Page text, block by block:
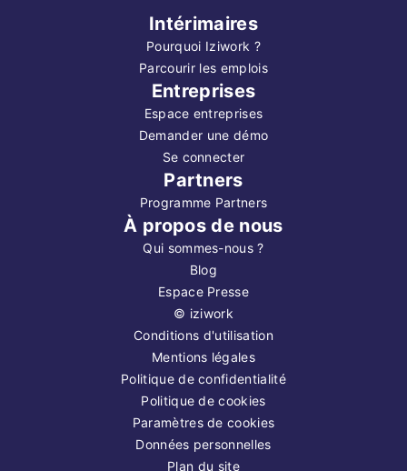
Intérimaires
Pourquoi Iziwork ?
Parcourir les emplois
Entreprises
Espace entreprises
Demander une démo
Se connecter
Partners
Programme Partners
À propos de nous
Qui sommes-nous ?
Blog
Espace Presse
© iziwork
Conditions d'utilisation
Mentions légales
Politique de confidentialité
Politique de cookies
Paramètres de cookies
Données personnelles
Plan du site